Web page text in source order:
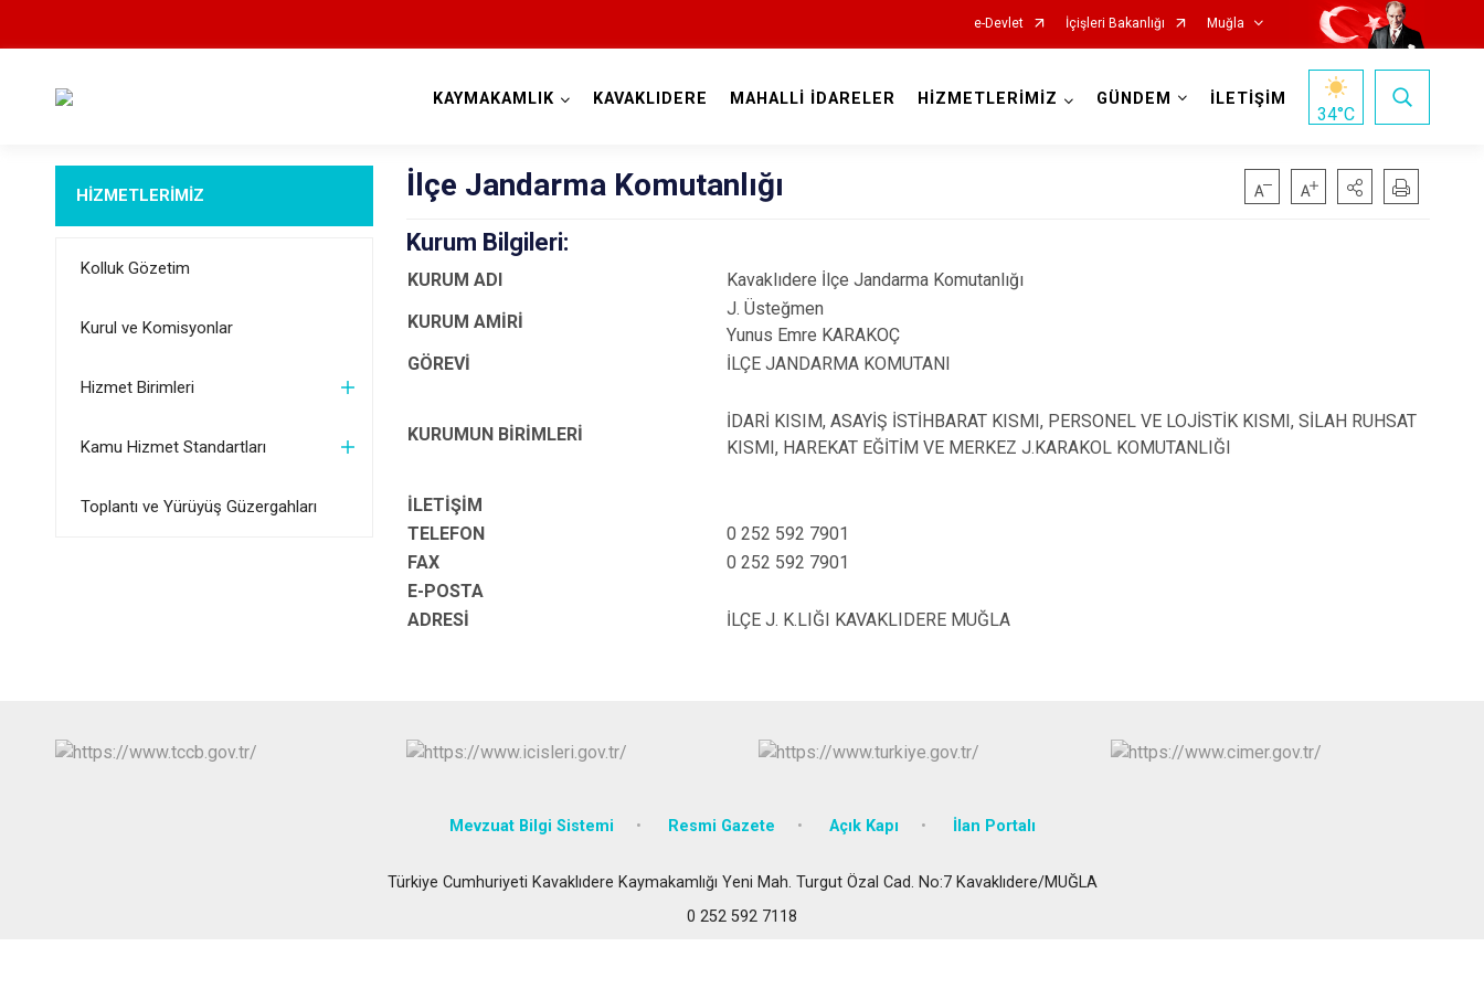
e-Devlet İçişleri Bakanlığı Muğla
Bodrum
Datça
Fethiye
Ula
Yatağan
KAYMAKAMLIK KAVAKLIDERE MAHALLİ İDARELER HİZMETLERİMİZ GÜNDEM İLETİŞİM
34°C
HİZMETLERİMİZ
Kolluk Gözetim
Kurul ve Komisyonlar
Hizmet Birimleri
Kamu Hizmet Standartları
Toplantı ve Yürüyüş Güzergahları
İlçe Jandarma Komutanlığı
Kurum Bilgileri:
KURUM ADI
Kavaklıdere İlçe Jandarma Komutanlığı
KURUM AMİRİ
J. Üsteğmen
Yunus Emre KARAKOÇ
GÖREVİ
İLÇE JANDARMA KOMUTANI
KURUMUN BİRİMLERİ
İDARİ KISIM, ASAYİŞ İSTİHBARAT KISMI, PERSONEL VE LOJİSTİK KISMI, SİLAH RUHSAT
KISMI, HAREKAT EĞİTİM VE MERKEZ J.KARAKOL KOMUTANLIĞI
İLETİŞİM
TELEFON
0 252 592 7901
FAX
0 252 592 7901
E-POSTA
ADRESİ
İLÇE J. K.LIĞI KAVAKLIDERE MUĞLA
Mevzuat Bilgi Sistemi Resmi Gazete Açık Kapı İlan Portalı
Türkiye Cumhuriyeti Kavaklıdere Kaymakamlığı Yeni Mah. Turgut Özal Cad. No:7 Kavaklıdere/MUĞLA
0 252 592 7118